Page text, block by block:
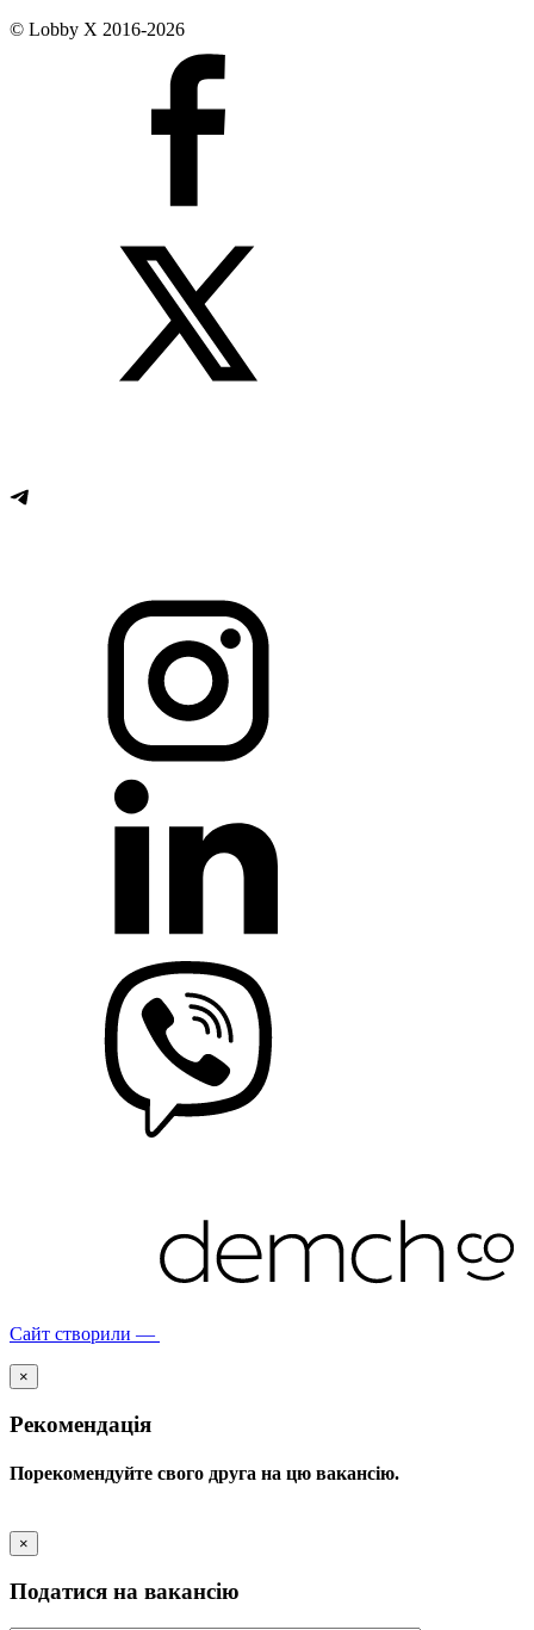
© Lobby X 2016-2026
Сайт створили —
×
Рекомендація
Порекомендуйте свого друга на цю вакансію.
×
Податися на вакансію